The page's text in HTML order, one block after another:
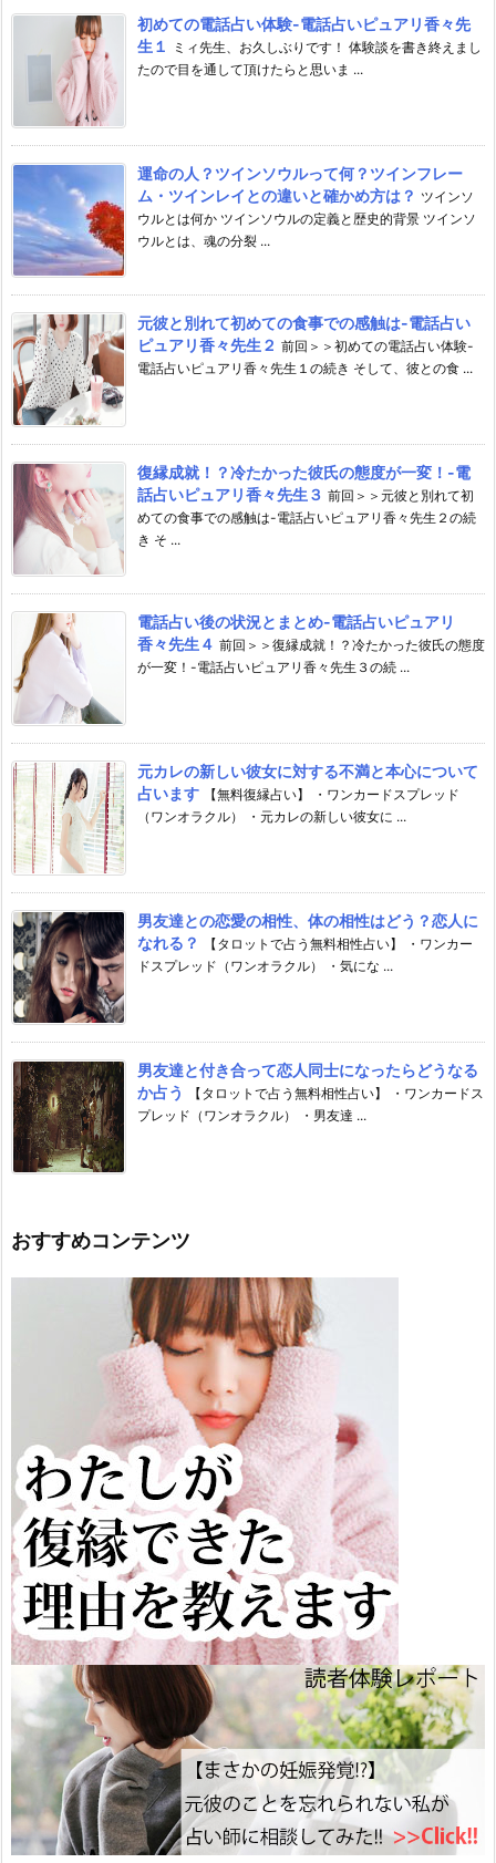
初めての電話占い体験-電話占いピュアリ香々先
生１
ミィ先生、お久しぶりです！ 体験談を書き終えまし
たので目を通して頂けたらと思いま ...
運命の人？ツインソウルって何？ツインフレー
ム・ツインレイとの違いと確かめ方は？ ツインソ
ウルとは何か ツインソウルの定義と歴史的背景 ツインソ
ウルとは、魂の分裂 ...
元彼と別れて初めての食事での感触は-電話占い
ピュアリ香々先生２ 前回＞＞初めての電話占い体験-
電話占いピュアリ香々先生１の続き そして、彼との食 ...
復縁成就！？冷たかった彼氏の態度が一変！-電
話占いピュアリ香々先生３ 前回＞＞元彼と別れて初
めての食事での感触は-電話占いピュアリ香々先生２の続
き そ ...
電話占い後の状況とまとめ-電話占いピュアリ
香々先生４ 前回＞＞復縁成就！？冷たかった彼氏の態度
が一変！-電話占いピュアリ香々先生３の続 ...
元カレの新しい彼女に対する不満と本心について
占います
【無料復縁占い】 ・ワンカードスプレッド
（ワンオラクル） ・元カレの新しい彼女に ...
男友達との恋愛の相性、体の相性はどう？恋人に
なれる？
【タロットで占う無料相性占い】 ・ワンカー
ドスプレッド（ワンオラクル） ・気にな ...
男友達と付き合って恋人同士になったらどうなる
か占う
【タロットで占う無料相性占い】 ・ワンカードス
プレッド（ワンオラクル） ・男友達 ...
おすすめコンテンツ